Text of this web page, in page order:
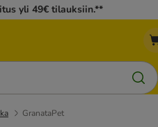
yli 49€ tilauksiin.**
GranataPet